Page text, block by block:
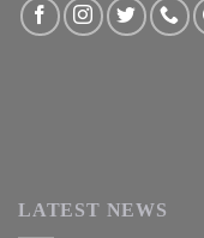
LATEST NEWS